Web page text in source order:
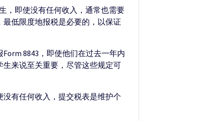
，即使没有任何收入，通常也需要
低限度地报税是必要的，以保证
8843，即使他们在过去一年内
来说至关重要，尽管这些规定可
有任何收入，提交税表是维护个